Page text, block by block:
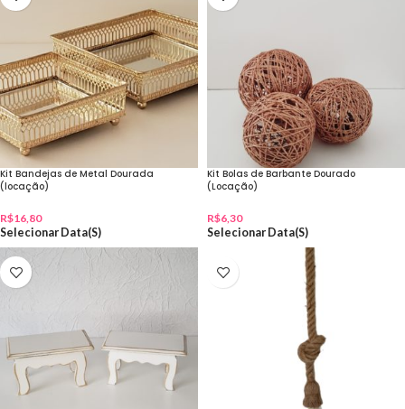
Kit Bandejas de Metal Dourada
(locação)
R$16,80
Selecionar Data(s)
Kit Bolas de Barbante Dourado
(Locação)
R$6,30
Selecionar Data(s)